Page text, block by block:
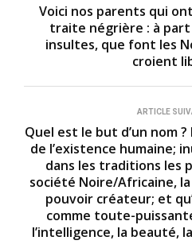
Voici nos parents qui
traite négrière : à
insultes, que font les
croient
ARTICLE
Quel est le but d’un nom
de l’existence humaine;
dans les traditions les
société Noire/Africaine,
pouvoir créateur; et
comme toute-
l’intelligence, la beauté,